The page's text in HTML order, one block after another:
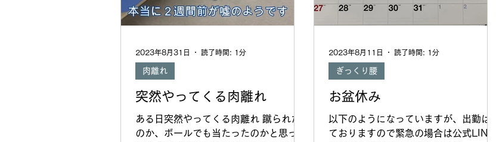
突然やってくる肉離れ
ある日突然やってくる肉離れ 蹴られた
のか、ボールでも当たったのかと思って
肉離れ
2023年8月31日 読了時間: 1分
お盆休み
以下のようになっていますが、出勤はし
ておりますので緊急の場合は公式LINE
ぎっくり腰
2023年8月11日 読了時間: 1分